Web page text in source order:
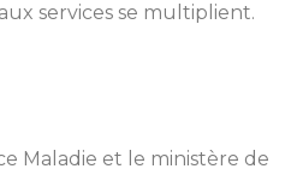
services se multiplient.
Maladie et le ministère de